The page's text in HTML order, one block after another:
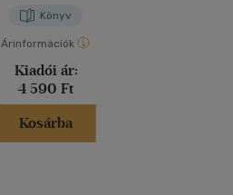
Könyv
Árinformációk
Kiadói ár:
4 590 Ft
Kosárba